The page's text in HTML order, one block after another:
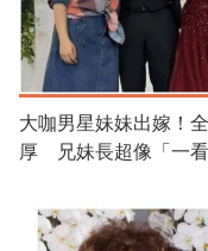
大咖男星妹妹出嫁！
厚 兄妹長超像「一